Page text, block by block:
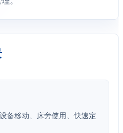
备移动、床旁使用、快速定